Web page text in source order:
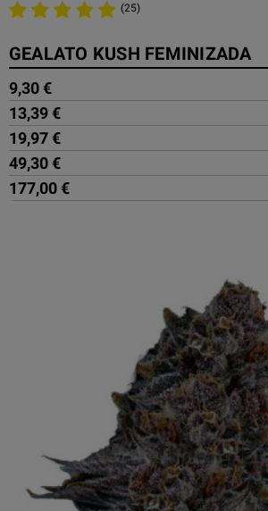
(25)
GEALATO KUSH FEMINIZADA
9,30 €
13,39 €
19,97 €
49,30 €
177,00 €